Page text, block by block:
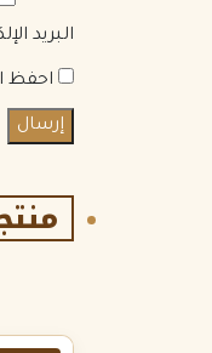
البريد
احفظ